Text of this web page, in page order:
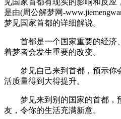
是由(周公解梦网-
梦见国家首都的详细解说。
首都是一个国家重要的经济
着梦者会发生重要的改变。
梦见自己来到首都，预示你
活质量得到大得提升。
梦见来到别的国家的首都，
友，令你的生活充满新意。